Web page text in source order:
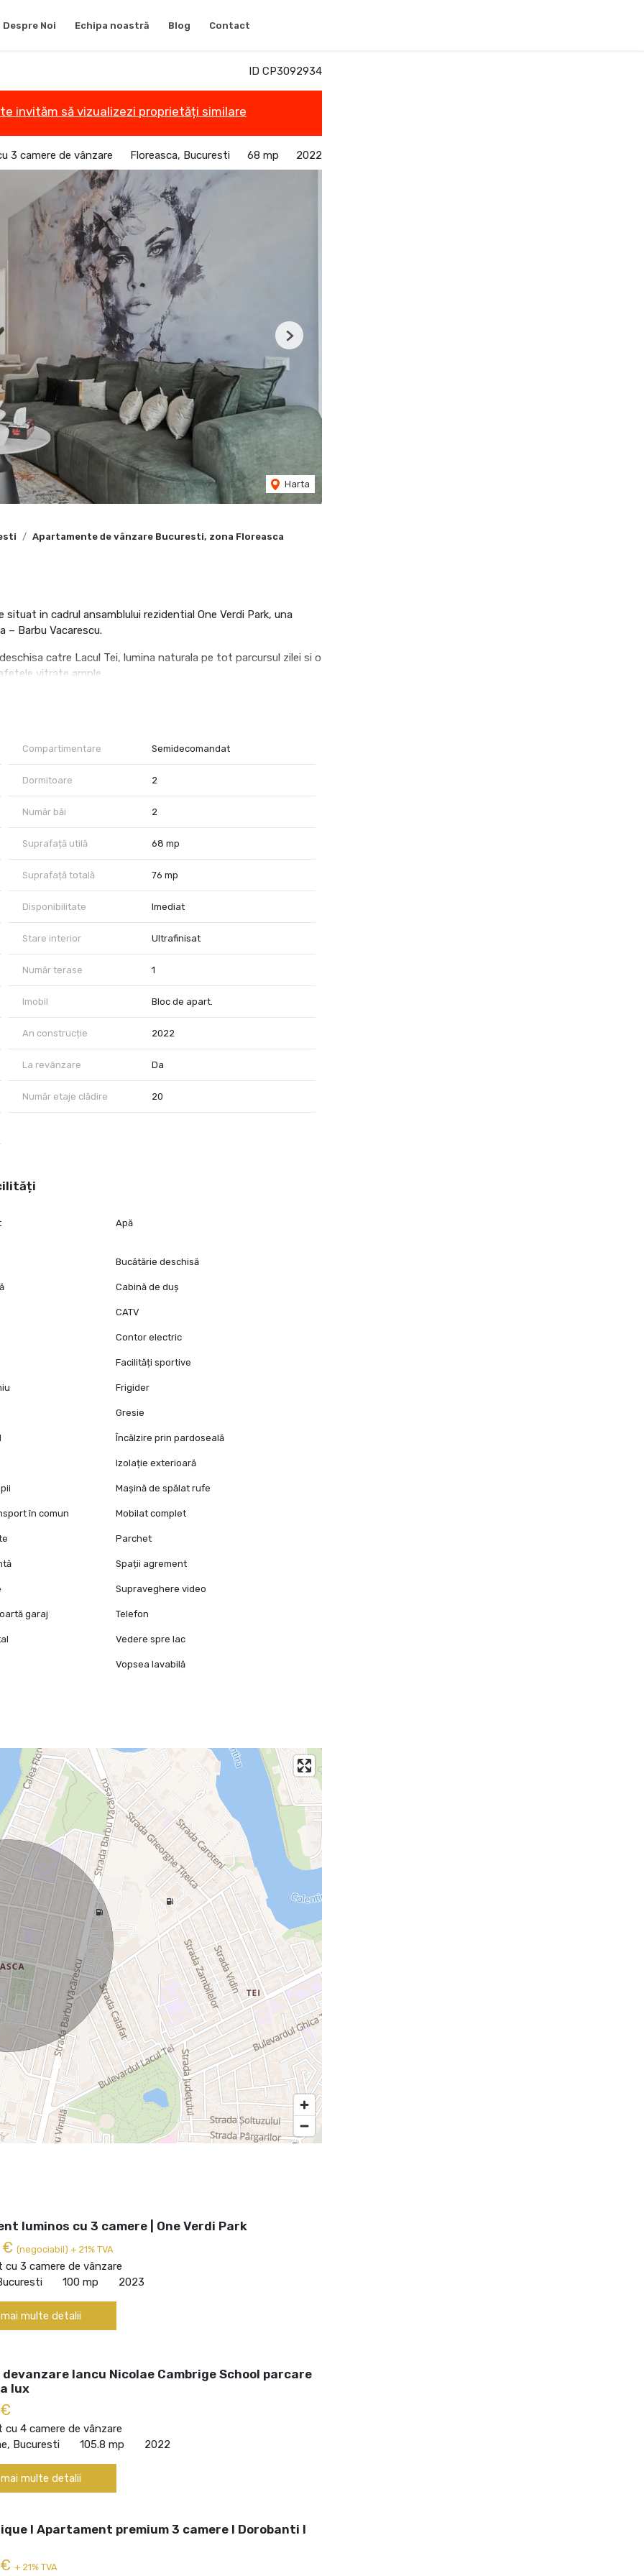
Despre Noi Echipa noastră Blog Contact
ID CP3092934
te invităm să vizualizezi proprietăți similare
3 camere de vânzare Floreasca, Bucuresti 68 mp 2022
Harta
Next
Apartamente de vânzare Bucuresti, zona Floreasca
in cadrul ansamblului rezidential One Verdi Park, una
– Barbu Vacarescu.
catre Lacul Tei, lumina naturala pe tot parcursul zilei si o
vitrate ample.
luminos, completat de terasa cu panorama asupra orasului si
si standarde moderne de confort specifice proiectelor
fiind exploatat in prezent in regim short-term rental, cu
arhitectura contemporana, standardele ridicate de executie
City Nest va sta la dispozitie.
Compartimentare Semidecomandat
Dormitoare 2
Număr băi 2
Suprafață utilă 68 mp
Suprafață totală 76 mp
Disponibilitate Imediat
Stare interior Ultrafinisat
Număr terase 1
Imobil Bloc de apart.
An construcție 2022
La revânzare Da
Număr etaje clădire 20
Apă
Bucătărie deschisă
Cabină de duș
CATV
Contor electric
Facilități sportive
Frigider
Gresie
Încălzire prin pardoseală
Izolație exterioară
Mașină de spălat rufe
în comun Mobilat complet
Parchet
Spații agrement
Supraveghere video
garaj Telefon
Vedere spre lac
Vopsea lavabilă
luminos cu 3 camere | One Verdi Park
€ (negociabil) + 21% TVA
3 camere de vânzare
100 mp 2023
multe detalii
devanzare Iancu Nicolae Cambrige School parcare
lux
4 camere de vânzare
Bucuresti
105.8 mp 2022
multe detalii
I Apartament premium 3 camere I Dorobanti I
+ 21% TVA